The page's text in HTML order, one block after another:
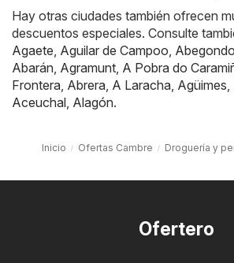
Hay otras ciudades también ofrecen
descuentos especiales. Consulte
Agaete Aguilar de Campoo Abegondo
Abarán Agramunt A Pobra do
Frontera Abrera A Laracha Agüimes
Aceuchal Alagón.
Inicio Ofertas Cambre Droguería y
Ofertero